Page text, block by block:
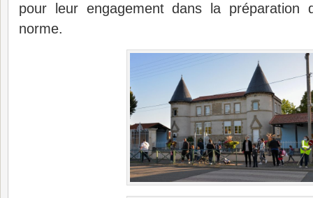
pour leur engagement dans la préparation
norme.